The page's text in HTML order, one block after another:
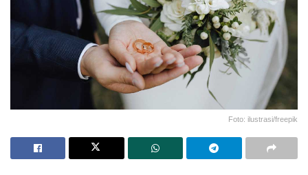
Foto: ilustrasi/freepik